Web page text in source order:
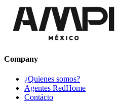
Company
¿Quienes somos?
Agentes RedHome
Contácto